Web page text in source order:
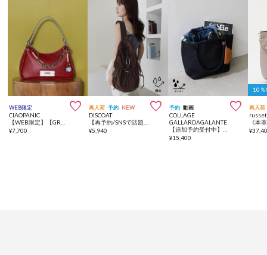
WEB限定 
CIAOPANIC
¥7,700
再入荷 予約 NEW 
DISCOAT
¥5,940
予約 動画 
COLLAGE
GALLARDAGALANTE
¥15,400
10％
再入荷
russet
¥